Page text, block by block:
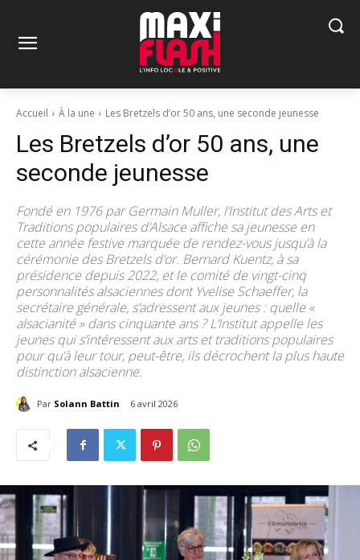
Accueil À la une Les Bretzels d’or 50 ans, une seconde jeunesse
Les Bretzels d’or 50 ans, une
seconde jeunesse
Fondé en 1976 par Germain Muller, l’Institut des Arts et
Traditions populaires d’Alsace affiche sa jeunesse en
cette année festive marquée de rendez-vous jusqu’à la
cérémonie des Bretzels d’or. Bernard Kuentz, à sa
présidence depuis 2022, et le comité de vingt-cinq
personnalités alsaciennes dont Yvelise Schaeffer, la
secrétaire générale, s’adressent aux jeunes : quelle «
alsacianité » dans cinquante ans ? L’Institut appelle les
jeunes qui s’intéressent aux arts et traditions populaires
pour qu’à leur tour, peut-être, ils décrochent la plus haute
distinction alsacienne.
Par Solann Battin 6 avril 2026